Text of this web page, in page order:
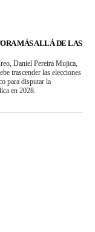
MÁS ALLÁ DE LAS
Daniel Pereira Mujica,
trascender las elecciones
para disputar la
en 2028.